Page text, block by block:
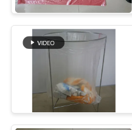
القابلة